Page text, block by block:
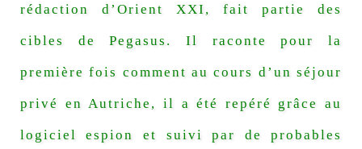
rédaction d’Orient XXI , fait partie des
cibles de Pegasus. Il raconte pour la
première fois comment au cours d’un séjour
privé en Autriche, il a été repéré grâce au
logiciel espion et suivi par de probables